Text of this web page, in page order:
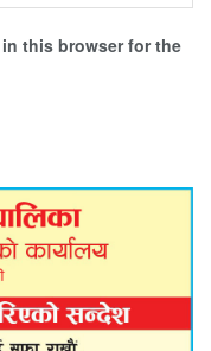
this browser for the